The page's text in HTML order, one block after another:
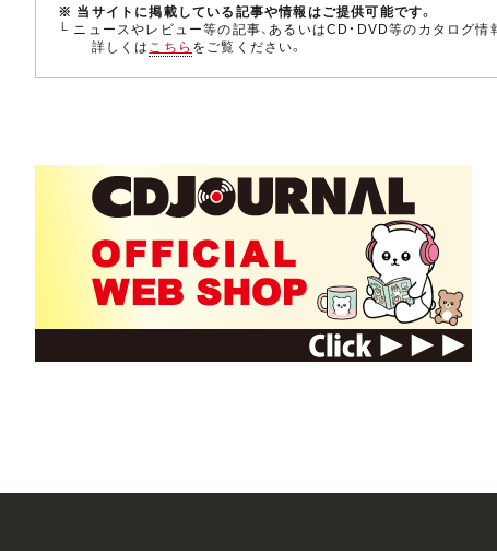
※ 当サイトに掲載している記事や情報はご提供可能です。
└ ニュースやレビュー等の記事、あるいはCD・DVD等のカタログ情
詳しくはこちら をご覧ください。